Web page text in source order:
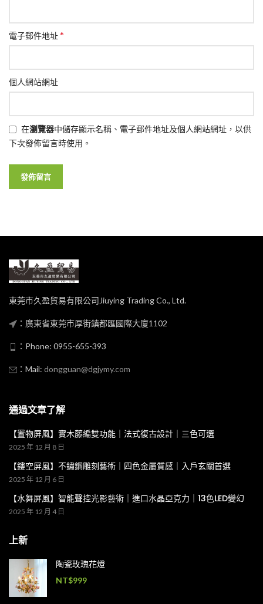
電子郵件地址*
個人網站網址
在瀏覽器中儲存顯示名稱、電子郵件地址及個人網站網址，以供
下次發佈留言時使用。
東莞市久盈貿易有限公司Jiuying Trading Co., Ltd.
：廣東省東莞市厚街鎮都匯國際大廈1102
：Phone: 0955-655-393
：Mail: dongguan@dgjymy.com
通過文章了解
【置物屏風】實木藤編雙功能｜法式復古設計｜三色可選
2025 年 12 月 8 日
【鏤空屏風】不鏽鋼雕刻藝術｜四色金屬質感｜入戶玄關首選
2025 年 12 月 6 日
【水舞屏風】智能聲控光影藝術｜進口水晶亞克力｜13色LED變幻
2025 年 12 月 4 日
上新
陶瓷玫瑰花燈
NT$999